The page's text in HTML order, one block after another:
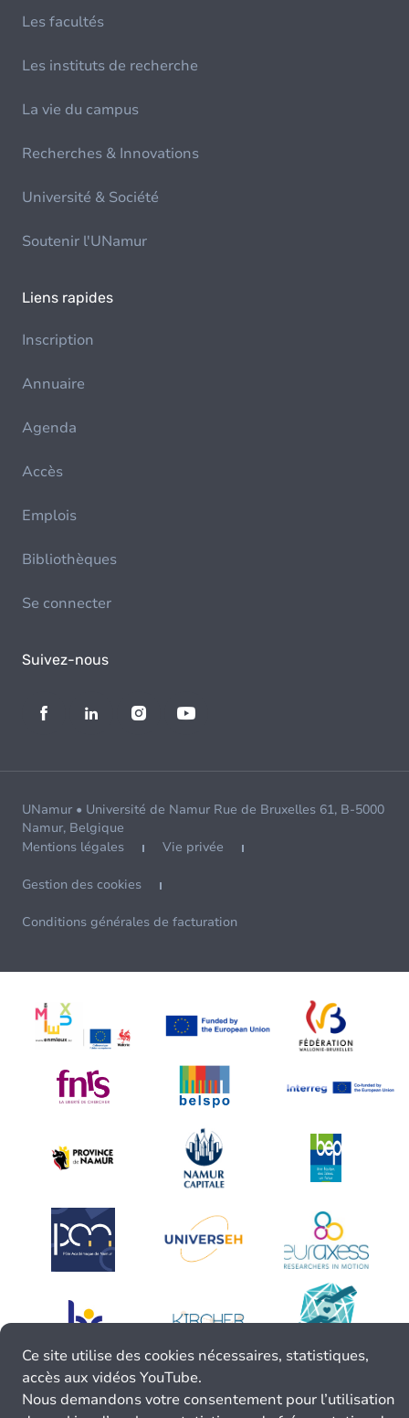
Les facultés
Les instituts de recherche
La vie du campus
Recherches & Innovations
Université & Société
Soutenir l'UNamur
Liens rapides
Inscription
Annuaire
Agenda
Accès
Emplois
Bibliothèques
Se connecter
Suivez-nous
UNamur • Université de Namur Rue de Bruxelles 61, B-5000
Namur, Belgique
Mentions légales
Vie privée
Gestion des cookies
Conditions générales de facturation
Ce site utilise des cookies nécessaires, statistiques,
accès aux vidéos YouTube.
Nous demandons votre consentement pour l’utilisation